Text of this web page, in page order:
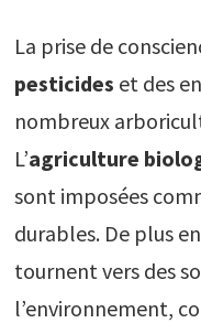
La prise de
pesticides et des
nombreux
L’agriculture
sont imposées
durables. De plus
tournent vers des
l’environnement,